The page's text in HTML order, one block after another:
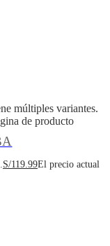
múltiples variantes.
de producto
S/119.99El precio actual